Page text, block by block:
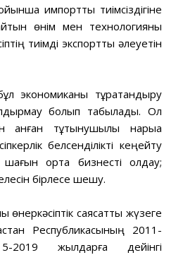
импорттық тиімсіздігіне
өнім мен технологияны
тиімді экспорттық əлеуетін
экономиканы тұрақтандыру
болып табылады. Ол
қанған тұтынушылық нарыққа
белсенділікті кеңейту
орта бизнесті қолдау;
бірлесе шешу.
өнеркəсіптік саясатты жүзеге
Республикасының 2011-
жылдарға дейінгі